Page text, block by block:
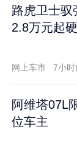
路虎卫士驭
2.8万元起
网上车市 7小时
阿维塔07L
位车主